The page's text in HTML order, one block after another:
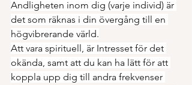
Andligheten inom dig (varje individ) är
det som räknas i din övergång till en
högvibrerande värld.
Att vara spirituell, är Intresset för det
okända, samt att du kan ha lätt för att
koppla upp dig till andra frekvenser